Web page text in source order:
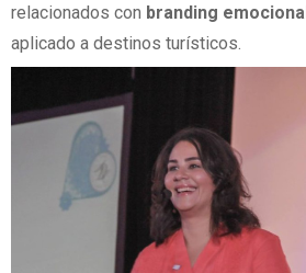
relacionados con branding emocional
aplicado a destinos turísticos.